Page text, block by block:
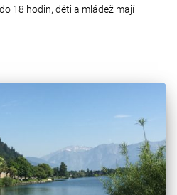
18 hodin, děti a mládež mají